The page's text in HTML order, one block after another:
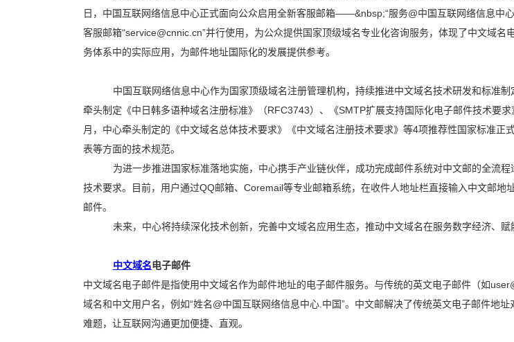
日，中国互联网络信息中心正式面向公众启用全新客服邮箱——&nbsp;“服务@中国互联网络信息中心
客服邮箱“service@cnnic.cn”并行使用 ，为公众提供国家顶级域名专业化咨询服务， 体现了中文域名
务体系中的实际应用，为邮件地址国际化的发展提供参考。
中国互联网络信息中心作为国家顶级域名注册管理机构， 持续推进中文域名技术研发和标准制
牵头制定《中日韩多语种域名注册标准》
（RFC3743） 、《SMTP扩展支持国际化电子邮件技术要求
月，中心牵头制定的《中文域名总体技术要求》
《中文域名注册技术要求》 等4项推荐性国家标准正
表等方面的技术规范。
为进一步推进国家标准落地实施，中心携手产业链伙伴，成功完成邮件系统对中文邮的全流程
技术要求。目前，用户通过QQ邮箱、 Coremail等专业邮箱系统， 在收件人地址栏直接输入中文邮地
邮件。
未来，中心将持续深化技术创新，完善中文域名应用生态， 推动中文域名在服务数字经济、赋
中文域名电子邮件
中文域名电子邮件是指使用中文域名作为邮件地址的电子邮件服务。与传统的英文电子邮件 （如
域名和中文用户名，例如“姓名@中国互联网络信息中心. 中国”。 中文邮解决了传统英文电子邮件地址
难题，让互联网沟通更加便捷、直观。